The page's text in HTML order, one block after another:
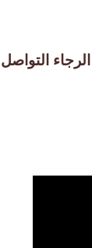
التواصل